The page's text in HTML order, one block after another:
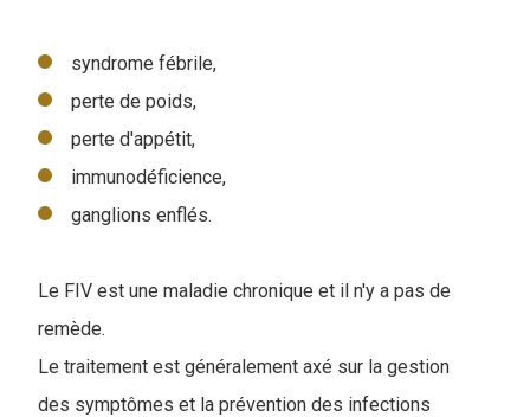
syndrome fébrile,
perte de poids,
perte d'appétit,
immunodéficience,
ganglions enflés.
Le FIV est une maladie chronique et il n'y a pas de
remède.
Le traitement est généralement axé sur la gestion
des symptômes et la prévention des infections